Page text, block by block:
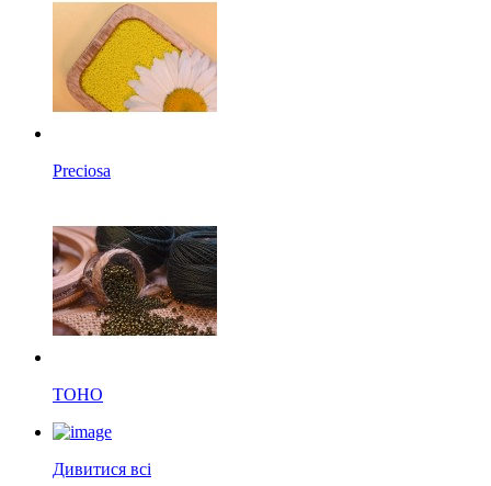
Preciosa
TOHO
Дивитися всі